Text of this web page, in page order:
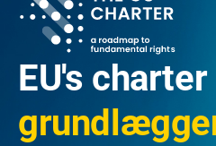
EU's charter